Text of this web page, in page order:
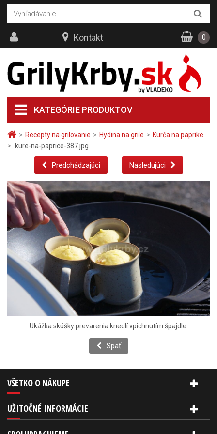
> Recepty na grilovanie > Hydina na grile > Kurča na paprike
>
kure-na-paprice-387.jpg
Predchádzajúci Nasledujúci
Ukážka skúšky prevarenia knedlí vpichnutím špajdle.
Späť
KATEGÓRIE PRODUKTOV
Kontakt 0
VŠETKO O NÁKUPE
UŽITOČNÉ INFORMÁCIE